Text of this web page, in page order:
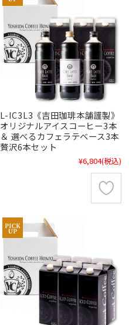
L-IC3L3《吉田珈琲本舗謹製》
オリジナルアイスコーヒー3本
＆ 選べるカフェラテベース3本
贅沢6本セット
¥6,804(税込)